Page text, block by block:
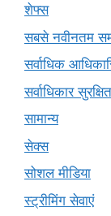
शेफ्स
सबसे नवीनतम
सर्वाधिक
सर्वाधिकार
सामान्य
सेक्स
सोशल मीडिया
स्ट्रीमिंग सेवाएं